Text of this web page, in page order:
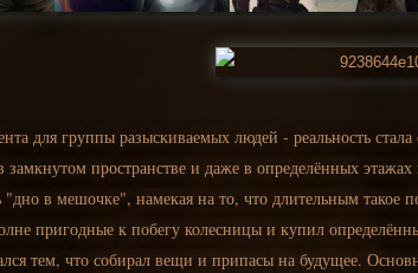
для группы разыскиваемых людей - реальность
замкнутом пространстве и даже в определённых
"дно в мешочке", намекая на то, что длительным
пригодные к побегу колесницы и купил
тем, что собирал вещи и припасы на будущее.